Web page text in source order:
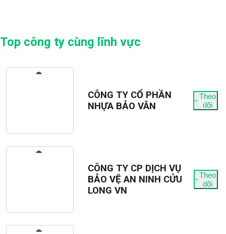
vuminhlyha@gmail.com
- Hoặc liên hệ trực tiếp qua số: 0769207805
Top công ty cùng lĩnh vực
CÔNG TY CỔ PHẦN
NHỰA BẢO VÂN
Theo
dõi
CÔNG TY CP DỊCH VỤ
BẢO VỆ AN NINH CỬU
LONG VN
Theo
dõi